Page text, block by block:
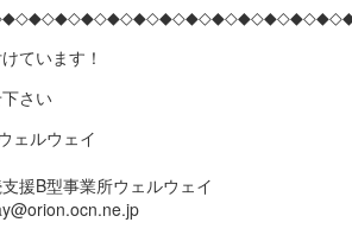
ています！
さい
ェルウェイ
援B型事業所ウェルウェイ